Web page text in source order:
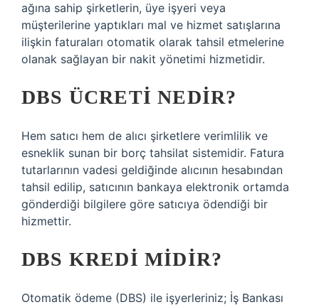
ağına sahip şirketlerin, üye işyeri veya
müşterilerine yaptıkları mal ve hizmet satışlarına
ilişkin faturaları otomatik olarak tahsil etmelerine
olanak sağlayan bir nakit yönetimi hizmetidir.
DBS ÜCRETI NEDIR?
Hem satıcı hem de alıcı şirketlere verimlilik ve
esneklik sunan bir borç tahsilat sistemidir. Fatura
tutarlarının vadesi geldiğinde alıcının hesabından
tahsil edilip, satıcının bankaya elektronik ortamda
gönderdiği bilgilere göre satıcıya ödendiği bir
hizmettir.
DBS KREDI MIDIR?
Otomatik ödeme (DBS) ile işyerleriniz; İş Bankası